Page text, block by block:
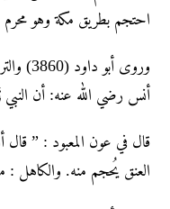
احتجم بطريق مكة وهو
أنس رضي الله عنه: أن
قال في عون المعبود : ” قال
العنق يُحجم منه. والكاهل :